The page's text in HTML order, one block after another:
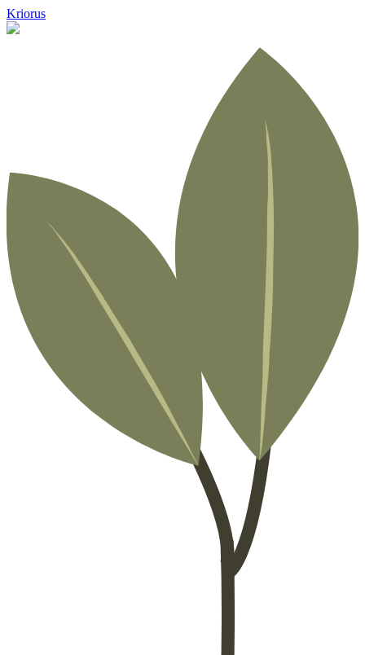
Kriorus